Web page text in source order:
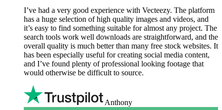
I’ve had a very good experience with Vecteezy. The platform
has a huge selection of high quality images and videos, and
it’s easy to find something suitable for almost any project. The
search tools work well downloads are straightforward, and the
overall quality is much better than many free stock websites. It
has been especially useful for creating social media content,
and I’ve found plenty of professional looking footage that
would otherwise be difficult to source.
Anthony